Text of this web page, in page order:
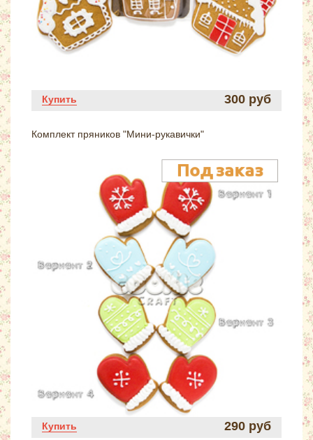
Купить 300 руб
Комплект пряников "Мини-рукавички"
Купить 290 руб